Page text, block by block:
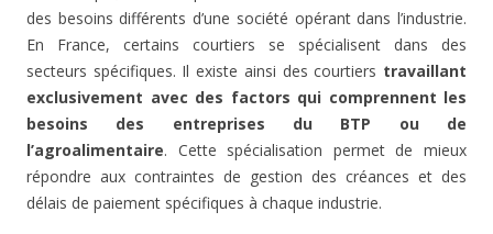
des besoins différents d’une société opérant dans l’industrie.
En France, certains courtiers se spécialisent dans des
secteurs spécifiques. Il existe ainsi des courtiers travaillant
exclusivement avec des factors qui comprennent les
besoins des entreprises du BTP ou de
l’agroalimentaire. Cette spécialisation permet de mieux
répondre aux contraintes de gestion des créances et des
délais de paiement spécifiques à chaque industrie.